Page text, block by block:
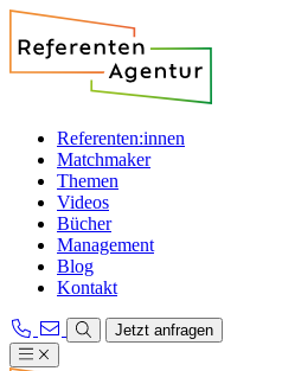
Referenten:innen
Matchmaker
Themen
Videos
Bücher
Management
Blog
Kontakt
Jetzt anfragen